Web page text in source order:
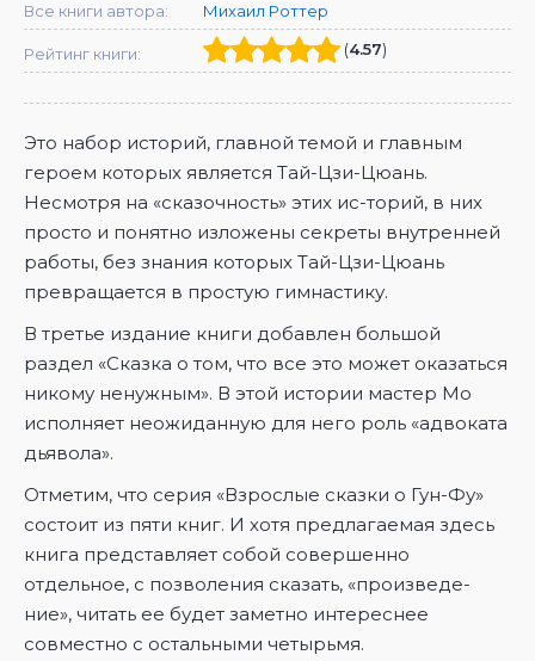
Все книги автора: Михаил Роттер
Рейтинг книги: (4.57)
Это набор историй, главной темой и главным
героем которых является Тай-Цзи-Цюань.
Несмотря на «сказочность» этих ис-торий, в них
просто и понятно изложены секреты внутренней
работы, без знания которых Тай-Цзи-Цюань
превращается в простую гимнастику.
В третье издание книги добавлен большой
раздел «Сказка о том, что все это может оказаться
никому ненужным». В этой истории мастер Мо
исполняет неожиданную для него роль «адвоката
дьявола».
Отметим, что серия «Взрослые сказки о Гун-Фу»
состоит из пяти книг. И хотя предлагаемая здесь
книга представляет собой совершенно
отдельное, с позволения сказать, «произведе-
ние», читать ее будет заметно интереснее
совместно с остальными четырьмя.